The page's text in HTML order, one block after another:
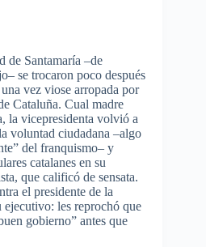
de Santamaría –de
se trocaron poco después
una vez viose arropada por
Cataluña. Cual madre
, la vicepresidenta volvió a
voluntad ciudadana –algo
del franquismo– y
catalanes en su
, que calificó de sensata.
el presidente de la
ejecutivo: les reprochó que
gobierno” antes que